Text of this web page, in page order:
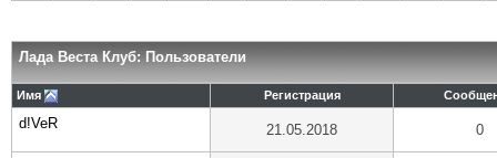
Лада Веста Клуб: Пользователи
Имя Регистрация
d!VeR 21.05.2018 0